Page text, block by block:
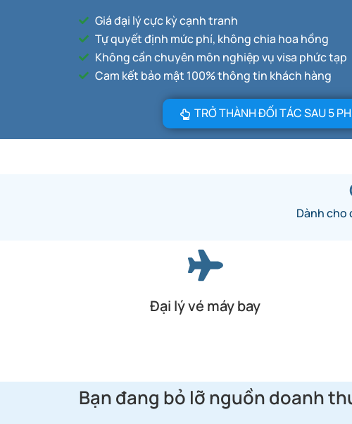
Giá đại lý cực kỳ cạnh tranh
Tự quyết định mức phí, không chia hoa hồng
Không cần chuyên môn nghiệp vụ visa phức tạp
Cam kết bảo mật 100% thông tin khách hàng
TRỞ THÀNH ĐỐI TÁC SAU 5
Dành cho
Đại lý vé máy bay
Bạn đang bỏ lỡ nguồn doanh